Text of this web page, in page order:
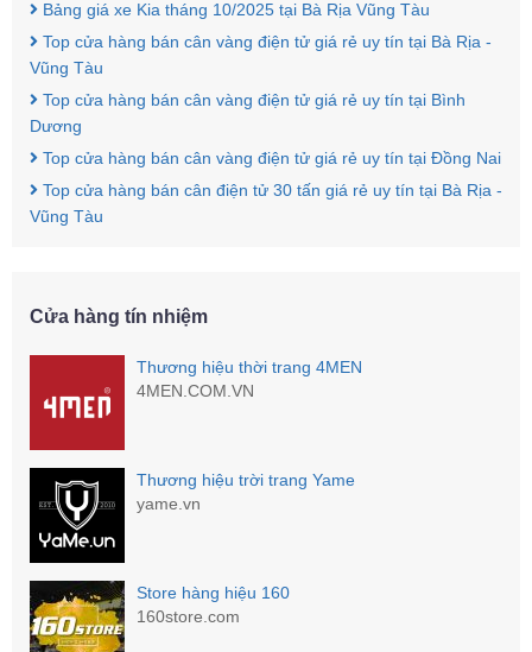
Bảng giá xe Kia tháng 10/2025 tại Bà Rịa Vũng Tàu
Top cửa hàng bán cân vàng điện tử giá rẻ uy tín tại Bà Rịa -
Vũng Tàu
Top cửa hàng bán cân vàng điện tử giá rẻ uy tín tại Bình
Dương
Top cửa hàng bán cân vàng điện tử giá rẻ uy tín tại Đồng Nai
Top cửa hàng bán cân điện tử 30 tấn giá rẻ uy tín tại Bà Rịa -
Vũng Tàu
Cửa hàng tín nhiệm
Thương hiệu thời trang 4MEN
4MEN.COM.VN
Thương hiệu trời trang Yame
yame.vn
Store hàng hiệu 160
160store.com